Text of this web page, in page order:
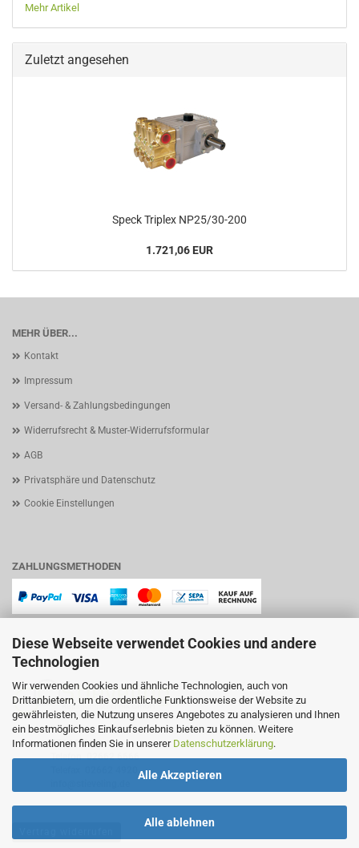
Diese Webseite verwendet Cookies und andere
Technologien
Wir verwenden Cookies und ähnliche Technologien, auch von
Drittanbietern, um die ordentliche Funktionsweise der Website zu
gewährleisten, die Nutzung unseres Angebotes zu analysieren und Ihnen
ein bestmögliches Einkaufserlebnis bieten zu können. Weitere
Informationen finden Sie in unserer Datenschutzerklärung.
Alle Akzeptieren
Alle ablehnen
Mehr Artikel
Zuletzt angesehen
Speck Triplex NP25/30-200
1.721,06 EUR
MEHR ÜBER...
Kontakt
Impressum
Versand- & Zahlungsbedingungen
Widerrufsrecht & Muster-Widerrufsformular
AGB
Privatsphäre und Datenschutz
Cookie Einstellungen
ZAHLUNGSMETHODEN
Lindenstraße 11
57644 Hattert
Telefon02662 6666